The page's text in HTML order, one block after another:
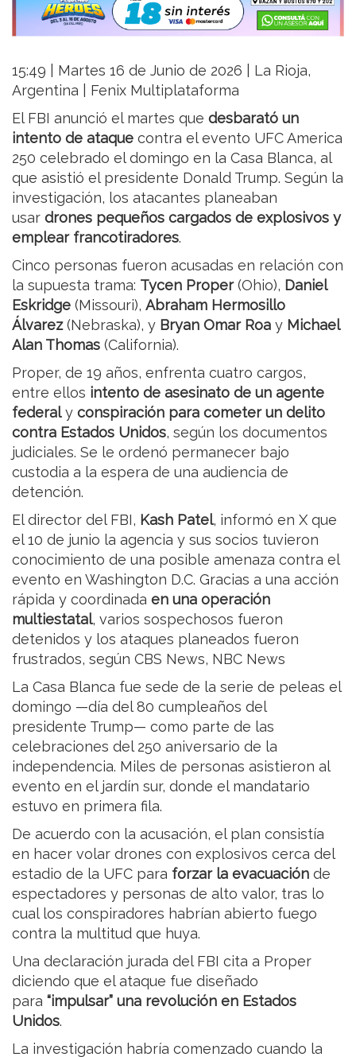
15:49 | Martes 16 de Junio de 2026 | La Rioja,
Argentina | Fenix Multiplataforma
El FBI anunció el martes que desbarató un
intento de ataque contra el evento UFC America
250 celebrado el domingo en la Casa Blanca, al
que asistió el presidente Donald Trump. Según la
investigación, los atacantes planeaban
usar drones pequeños cargados de explosivos y
emplear francotiradores.
Cinco personas fueron acusadas en relación con
la supuesta trama: Tycen Proper(Ohio), Daniel
Eskridge (Missouri), Abraham Hermosillo
Álvarez(Nebraska), y Bryan Omar Roa y Michael
Alan Thomas (California).
Proper, de 19 años, enfrenta cuatro cargos,
entre ellos intento de asesinato de un agente
federaly conspiración para cometer un delito
contra Estados Unidos, según los documentos
judiciales. Se le ordenó permanecer bajo
custodia a la espera de una audiencia de
detención.
El director del FBI, Kash Patel, informó en X que
el 10 de junio la agencia y sus socios tuvieron
conocimiento de una posible amenaza contra el
evento en Washington D.C. Gracias a una acción
rápida y coordinada en una operación
multiestatal, varios sospechosos fueron
detenidos y los ataques planeados fueron
frustrados, según CBS News, NBC News
La Casa Blanca fue sede de la serie de peleas el
domingo —día del 80 cumpleaños del
presidente Trump— como parte de las
celebraciones del 250 aniversario de la
independencia. Miles de personas asistieron al
evento en el jardín sur, donde el mandatario
estuvo en primera fila.
De acuerdo con la acusación, el plan consistía
en hacer volar drones con explosivos cerca del
estadio de la UFC para forzar la evacuación de
espectadores y personas de alto valor, tras lo
cual los conspiradores habrían abierto fuego
contra la multitud que huya.
Una declaración jurada del FBI cita a Proper
diciendo que el ataque fue diseñado
para “impulsar” una revolución en Estados
Unidos.
La investigación habría comenzado cuando la